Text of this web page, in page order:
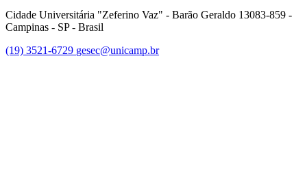
Cidade Universitária "Zeferino Vaz" - Barão Geraldo 13083-859 -
Campinas - SP - Brasil
(19) 3521-6729 gesec@unicamp.br